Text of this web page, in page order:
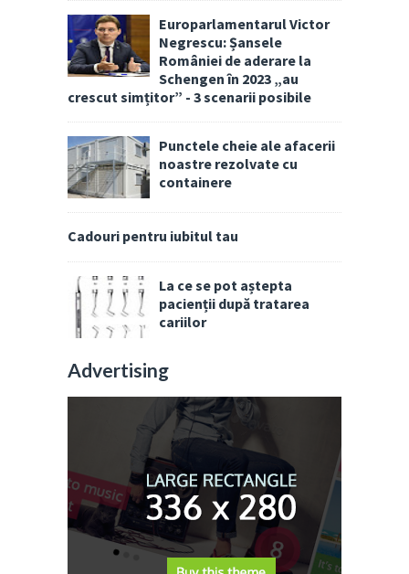
Europarlamentarul Victor
Negrescu: Șansele
României de aderare la
Schengen în 2023 „au
crescut simțitor” - 3 scenarii posibile
Punctele cheie ale afacerii
noastre rezolvate cu
containere
Cadouri pentru iubitul tau
La ce se pot aștepta
pacienții după tratarea
cariilor
Advertising